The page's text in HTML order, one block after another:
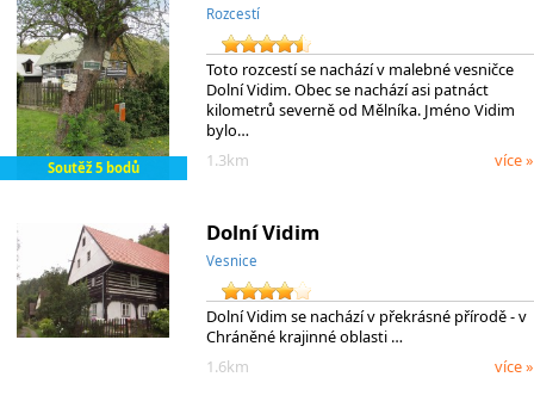
Soutěž 5 bodů
Rozcestí
Toto rozcestí se nachází v malebné vesničce
Dolní Vidim. Obec se nachází asi patnáct
kilometrů severně od Mělníka. Jméno Vidim
bylo…
1.3km
více »
Dolní Vidim
Vesnice
Dolní Vidim se nachází v překrásné přírodě - v
Chráněné krajinné oblasti …
1.6km
více »